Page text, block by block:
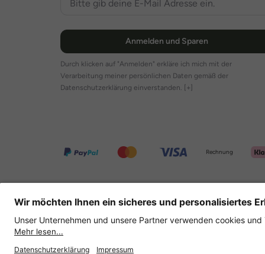
Anmelden und Sparen
Durch klicken auf "Anmelden" erkläre ich mich mit der
Verarbeitung meiner persönlichen Daten gemäß der
Datenschutzerklärung einverstanden. [+]
Rechnung